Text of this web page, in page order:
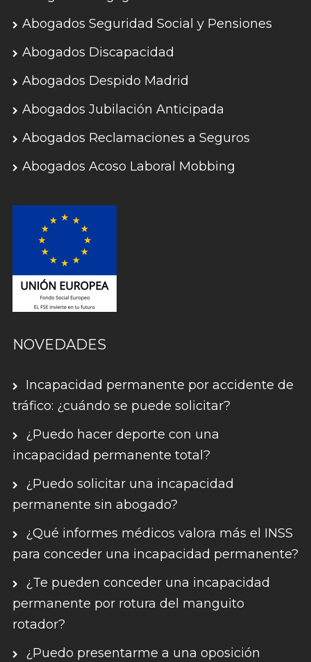
Abogados Seguridad Social y Pensiones
Abogados Discapacidad
Abogados Despido Madrid
Abogados Jubilación Anticipada
Abogados Reclamaciones a Seguros
Abogados Acoso Laboral Mobbing
NOVEDADES
Incapacidad permanente por accidente de
tráfico: ¿cuándo se puede solicitar?
¿Puedo hacer deporte con una
incapacidad permanente total?
¿Puedo solicitar una incapacidad
permanente sin abogado?
¿Qué informes médicos valora más el INSS
para conceder una incapacidad permanente?
¿Te pueden conceder una incapacidad
permanente por rotura del manguito
rotador?
¿Puedo presentarme a una oposición